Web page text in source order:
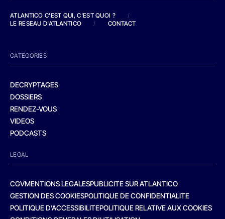
ATLANTICO C'EST QUI, C'EST QUOI ?
/
LE RESEAU D'ATLANTICO
/ CONTACT
CATEGORIES
DECRYPTAGES
DOSSIERS
RENDEZ-VOUS
VIDEOS
PODCASTS
LEGAL
CGVMENTIONS LEGALESPUBLICITE SUR ATLANTICO
GESTION DES COOKIESPOLITIQUE DE CONFIDENTIALITE
POLITIQUE D’ACCESSIBILITEPOLITIQUE RELATIVE AUX COOKIES